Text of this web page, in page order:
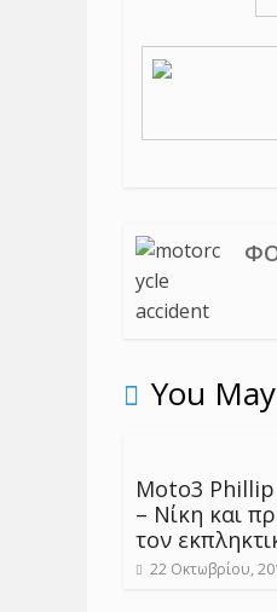
You
Moto3 Phillip
– Νίκη και
τον
22 Οκτωβρίου,